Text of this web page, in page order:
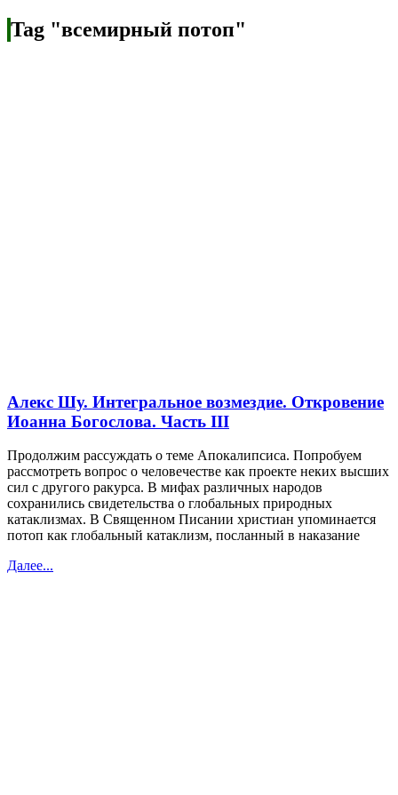
Tag "всемирный потоп"
Алекс Шу. Интегральное возмездие. Откровение
Иоанна Богослова. Часть III
Продолжим рассуждать о теме Апокалипсиса. Попробуем
рассмотреть вопрос о человечестве как проекте неких высших
сил с другого ракурса. В мифах различных народов
сохранились свидетельства о глобальных природных
катаклизмах. В Священном Писании христиан упоминается
потоп как глобальный катаклизм, посланный в наказание
Далее...